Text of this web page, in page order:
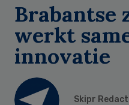
Brabantse
werkt
innovatie
Skipr